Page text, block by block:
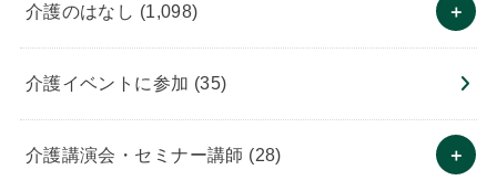
介護のはなし (1,098)
介護イベントに参加 (35)
介護講演会・セミナー講師 (28)